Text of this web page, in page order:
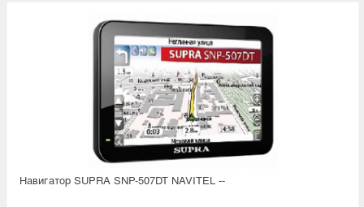
Навигатор SUPRA SNP-507DT NAVITEL --